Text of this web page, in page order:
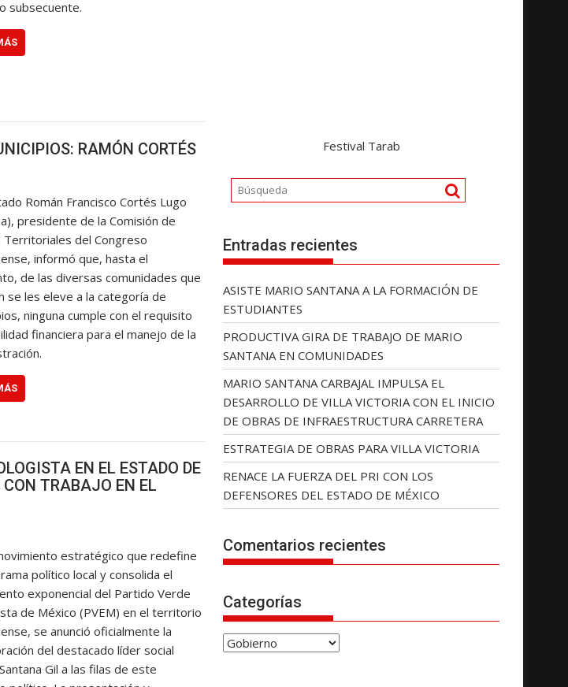
subsecuente.
RAMÓN CORTÉS
Román Francisco Cortés Lugo
presidente de la Comisión de
Territoriales del Congreso
informó que, hasta el
de las diversas comunidades que
se les eleve a la categoría de
ninguna cumple con el requisito
financiera para el manejo de la
EN EL ESTADO DE
TRABAJO EN EL
estratégico que redefine
político local y consolida el
exponencial del Partido Verde
de México (PVEM) en el territorio
se anunció oficialmente la
del destacado líder social
Gil a las filas de este
Festival Tarab
Entradas recientes
ASISTE MARIO SANTANA A LA FORMACIÓN DE
ESTUDIANTES
PRODUCTIVA GIRA DE TRABAJO DE MARIO
SANTANA EN COMUNIDADES
MARIO SANTANA CARBAJAL IMPULSA EL
DESARROLLO DE VILLA VICTORIA CON EL INICIO
DE OBRAS DE INFRAESTRUCTURA CARRETERA
ESTRATEGIA DE OBRAS PARA VILLA VICTORIA
RENACE LA FUERZA DEL PRI CON LOS
DEFENSORES DEL ESTADO DE MÉXICO
Comentarios recientes
Categorías
C